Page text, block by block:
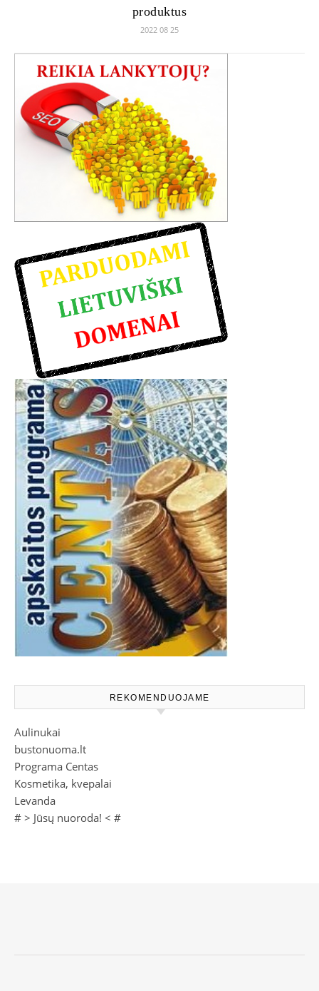
produktus
2022 08 25
REKOMENDUOJAME
Aulinukai
bustonuoma.lt
Programa Centas
Kosmetika, kvepalai
Levanda
# > Jūsų nuoroda! < #